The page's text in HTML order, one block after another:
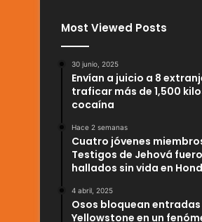
Most Viewed Posts
30 junio, 2025
Envían a juicio a 8
traficar más de 1,500
cocaína
Hace 2 semanas
Cuatro jóvenes
Testigos de Jehová
hallados sin vida en
4 abril, 2025
Osos bloquean entradas
Yellowstone en un